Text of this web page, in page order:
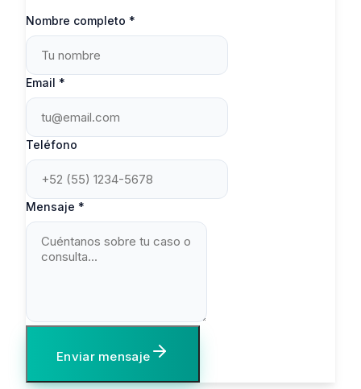
Nombre completo *
Email *
Teléfono
Mensaje *
Enviar mensaje